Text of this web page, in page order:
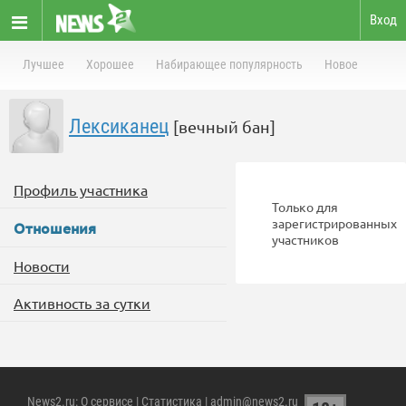
Вход
Лучшее Хорошее Набирающее популярность Новое
Лексиканец [вечный бан]
Профиль участника
Отношения
Новости
Активность за сутки
Только для
зарегистрированных
участников
News2.ru: О сервисе | Статистика | admin@news2.ru